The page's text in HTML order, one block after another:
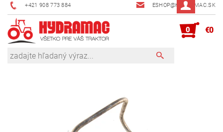
+421 908 773 884 ESHOP@HYDRAMAC.SK
0 €0